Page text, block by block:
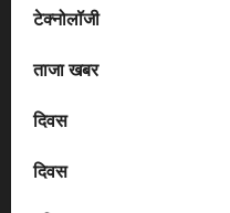
टेक्नोलॉजी
ताजा खबर
दिवस
दिवस